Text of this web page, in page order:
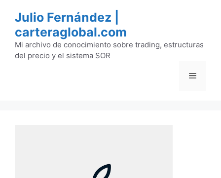
contenido
Julio Fernández |
carteraglobal.com
Mi archivo de conocimiento sobre trading, estructuras
del precio y el sistema SOR
Menú